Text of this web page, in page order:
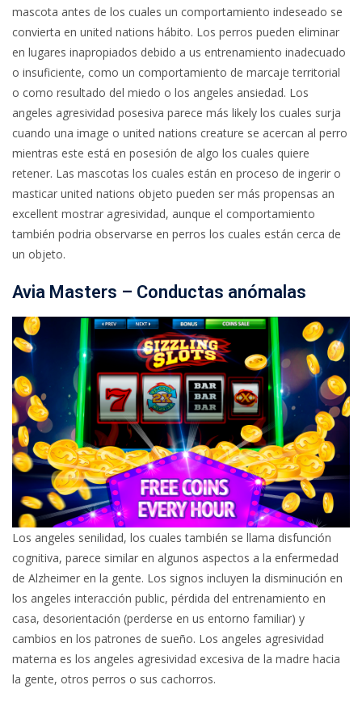
mascota antes de los cuales un comportamiento indeseado se
convierta en united nations hábito. Los perros pueden eliminar
en lugares inapropiados debido a us entrenamiento inadecuado
o insuficiente, como un comportamiento de marcaje territorial
o como resultado del miedo o los angeles ansiedad. Los
angeles agresividad posesiva parece más likely los cuales surja
cuando una image o united nations creature se acercan al perro
mientras este está en posesión de algo los cuales quiere
retener. Las mascotas los cuales están en proceso de ingerir o
masticar united nations objeto pueden ser más propensas an
excellent mostrar agresividad, aunque el comportamiento
también podria observarse en perros los cuales están cerca de
un objeto.
Avia Masters – Conductas anómalas
Los angeles senilidad, los cuales también se llama disfunción
cognitiva, parece similar en algunos aspectos a la enfermedad
de Alzheimer en la gente. Los signos incluyen la disminución en
los angeles interacción public, pérdida del entrenamiento en
casa, desorientación (perderse en us entorno familiar) y
cambios en los patrones de sueño. Los angeles agresividad
materna es los angeles agresividad excesiva de la madre hacia
la gente, otros perros o sus cachorros.